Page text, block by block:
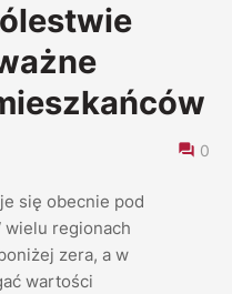
0
się obecnie pod
wielu regionach
zera, a w
wartości